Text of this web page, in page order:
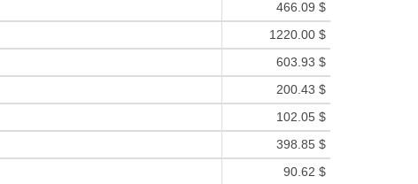
466.09 $
1220.00 $
603.93 $
200.43 $
102.05 $
398.85 $
90.62 $